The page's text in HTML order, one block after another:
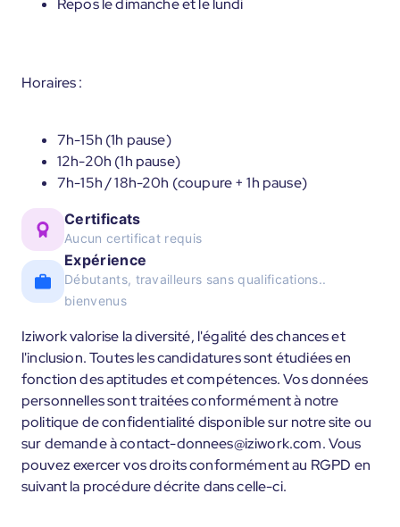
Repos le dimanche et le lundi
Horaires :
7h-15h (1h pause)
12h-20h (1h pause)
7h-15h / 18h-20h (coupure + 1h pause)
Certificats
Aucun certificat requis
Expérience
Débutants, travailleurs sans qualifications..
bienvenus
Iziwork valorise la diversité, l'égalité des chances et
l'inclusion. Toutes les candidatures sont étudiées en
fonction des aptitudes et compétences. Vos données
personnelles sont traitées conformément à notre
politique de confidentialité disponible sur notre site ou
sur demande à contact-donnees@iziwork.com. Vous
pouvez exercer vos droits conformément au RGPD en
suivant la procédure décrite dans celle-ci.